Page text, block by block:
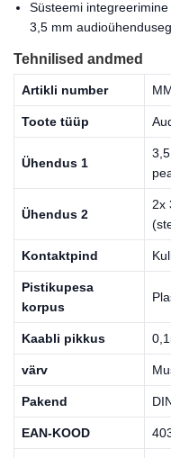
Süsteemi
3,5 mm
Tehnilised andmed
Artikli number
Toote tüüp
Ühendus 1
Ühendus 2
2x
Kontaktpind
Pistikupesa
korpus
Kaabli pikkus
värv
Pakend
EAN-KOOD